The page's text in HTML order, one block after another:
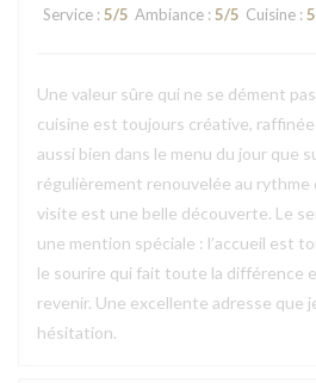
Service : 5/5 Ambiance : 5/5 Cuisine : 5
Une valeur sûre qui ne se dément
cuisine est toujours créative,
aussi bien dans le menu du jour que
régulièrement renouvelée au rythme
visite est une belle découverte. Le
une mention spéciale : l’accueil est
le sourire qui fait toute la différence
revenir. Une excellente adresse que
hésitation.